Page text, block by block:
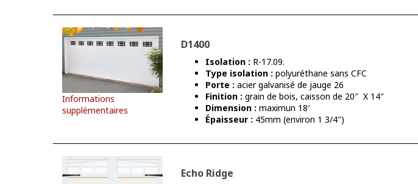
Informations
supplémentaires
D1400
Isolation : R-17.09.
Type isolation : polyuréthane sans CFC
Porte : acier galvanisé de jauge 26
Finition : grain de bois, caisson de 20″ X 14″
Dimension : maximun 18′
Épaisseur : 45mm (environ 1 3/4″)
Echo Ridge